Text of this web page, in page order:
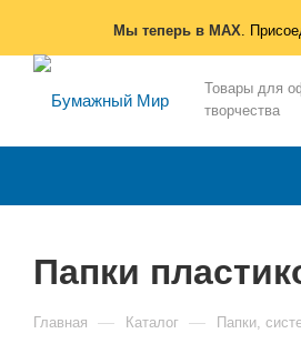
Мы теперь в MAX.
Товары для
творчества
Папки
Главная — Каталог — Папки,